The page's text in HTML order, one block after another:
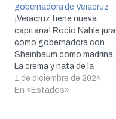
gobernadora de Veracruz
¡Veracruz tiene nueva
capitana! Rocío Nahle jura
como gobernadora con
Sheinbaum como madrina.
La crema y nata de la
política mexicana dice
presente.
1 de diciembre de 2024
En «Estados»